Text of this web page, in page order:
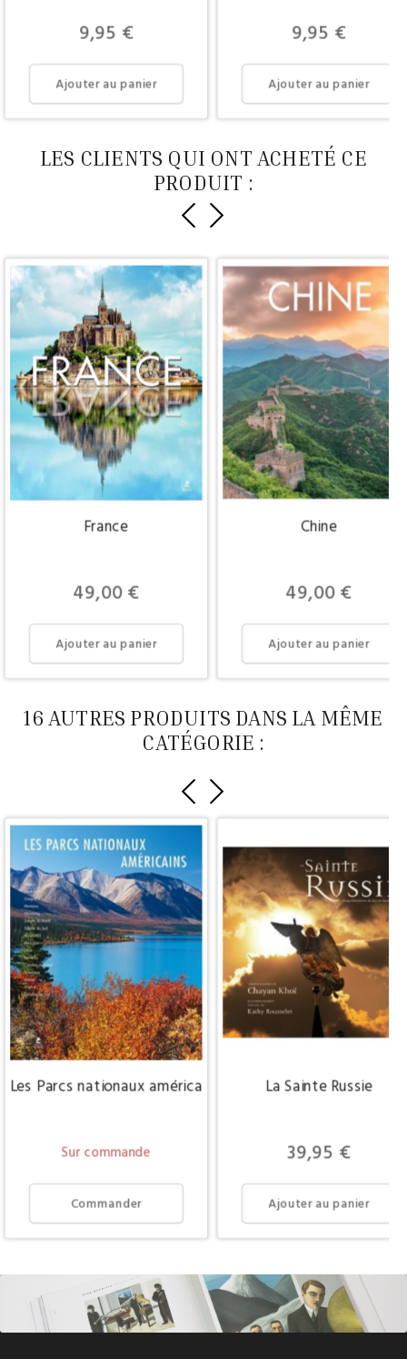
Prix
9,95 €
Ajouter au panier
Prix
9,95 €
Ajouter au panier
LES CLIENTS QUI ONT ACHETÉ CE
PRODUIT :
France
Prix
49,00 €
Ajouter au panier
Chine
Prix
49,00 €
Ajouter au panier
16 AUTRES PRODUITS DANS LA MÊME
CATÉGORIE :
Les Parcs nationaux américains du Nord et de l'Est
Sur commande
Commander
La Sainte Russie
Prix
39,95 €
Ajouter au panier